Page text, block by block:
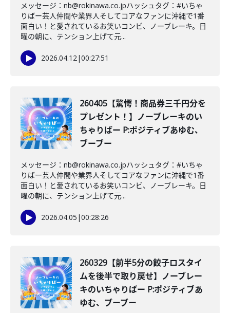
メッセージ：nb@rokinawa.co.jpハッシュタグ：#いちゃ
りばー芸人仲間や業界人そしてコアなファンに沖縄で1番
面白い！と愛されているお笑いコンビ、ノーブレーキ。日
曜の朝に、テンション上げて元...
2026.04.12|00:27:51
260405【驚愕！商品券三千円分を
プレゼント！】ノーブレーキのい
ちゃりばー P:ポジティブあゆむ、
ブーブー
メッセージ：nb@rokinawa.co.jpハッシュタグ：#いちゃ
りばー芸人仲間や業界人そしてコアなファンに沖縄で1番
面白い！と愛されているお笑いコンビ、ノーブレーキ。日
曜の朝に、テンション上げて元...
2026.04.05 |00:28:26
260329【前半5分の餃子ロスタイ
ムを後半で取り戻せ】ノーブレー
キのいちゃりばー P:ポジティブあ
ゆむ、ブーブー